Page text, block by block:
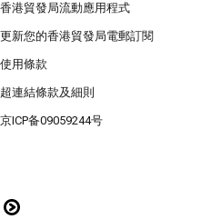
香港貿發局流動應用程式
更新您的香港貿發局電郵訂閱
使用條款
超連結條款及細則
京ICP备09059244号